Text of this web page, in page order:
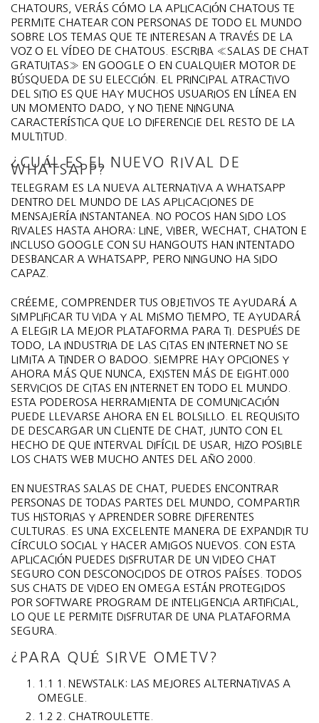
CHATOURS, VERÁS CÓMO LA APLICACIÓN CHATOUS TE
PERMITE CHATEAR CON PERSONAS DE TODO EL MUNDO
SOBRE LOS TEMAS QUE TE INTERESAN A TRAVÉS DE LA
VOZ O EL VÍDEO DE CHATOUS. ESCRIBA «SALAS DE CHAT
GRATUITAS» EN GOOGLE O EN CUALQUIER MOTOR DE
BÚSQUEDA DE SU ELECCIÓN. EL PRINCIPAL ATRACTIVO
DEL SITIO ES QUE HAY MUCHOS USUARIOS EN LÍNEA EN
UN MOMENTO DADO, Y NO TIENE NINGUNA
CARACTERÍSTICA QUE LO DIFERENCIE DEL RESTO DE LA
MULTITUD.
¿CUÁL ES EL NUEVO RIVAL DE
WHATSAPP?
TELEGRAM ES LA NUEVA ALTERNATIVA A WHATSAPP
DENTRO DEL MUNDO DE LAS APLICACIONES DE
MENSAJERÍA INSTANTANEA. NO POCOS HAN SIDO LOS
RIVALES HASTA AHORA: LINE, VIBER, WECHAT, CHATON E
INCLUSO GOOGLE CON SU HANGOUTS HAN INTENTADO
DESBANCAR A WHATSAPP, PERO NINGUNO HA SIDO
CAPAZ.
CRÉEME, COMPRENDER TUS OBJETIVOS TE AYUDARÁ A
SIMPLIFICAR TU VIDA Y AL MISMO TIEMPO, TE AYUDARÁ
A ELEGIR LA MEJOR PLATAFORMA PARA TI. DESPUÉS DE
TODO, LA INDUSTRIA DE LAS CITAS EN INTERNET NO SE
LIMITA A TINDER O BADOO. SIEMPRE HAY OPCIONES Y
AHORA MÁS QUE NUNCA, EXISTEN MÁS DE EIGHT.000
SERVICIOS DE CITAS EN INTERNET EN TODO EL MUNDO.
ESTA PODEROSA HERRAMIENTA DE COMUNICACIÓN
PUEDE LLEVARSE AHORA EN EL BOLSILLO. EL REQUISITO
DE DESCARGAR UN CLIENTE DE CHAT, JUNTO CON EL
HECHO DE QUE INTERVAL DIFÍCIL DE USAR, HIZO POSIBLE
LOS CHATS WEB MUCHO ANTES DEL AÑO 2000.
EN NUESTRAS SALAS DE CHAT, PUEDES ENCONTRAR
PERSONAS DE TODAS PARTES DEL MUNDO, COMPARTIR
TUS HISTORIAS Y APRENDER SOBRE DIFERENTES
CULTURAS. ES UNA EXCELENTE MANERA DE EXPANDIR TU
CÍRCULO SOCIAL Y HACER AMIGOS NUEVOS. CON ESTA
APLICACIÓN PUEDES DISFRUTAR DE UN VIDEO CHAT
SEGURO CON DESCONOCIDOS DE OTROS PAÍSES. TODOS
SUS CHATS DE VIDEO EN OMEGA ESTÁN PROTEGIDOS
POR SOFTWARE PROGRAM DE INTELIGENCIA ARTIFICIAL,
LO QUE LE PERMITE DISFRUTAR DE UNA PLATAFORMA
SEGURA.
¿PARA QUÉ SIRVE OMETV?
1.1 1. NEWSTALK: LAS MEJORES ALTERNATIVAS A
OMEGLE.
1.2 2. CHATROULETTE.